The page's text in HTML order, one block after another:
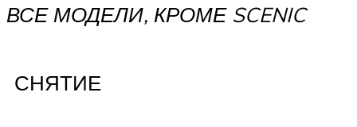
ВСЕ МОДЕЛИ, КРОМЕ SCENIC
СНЯТИЕ